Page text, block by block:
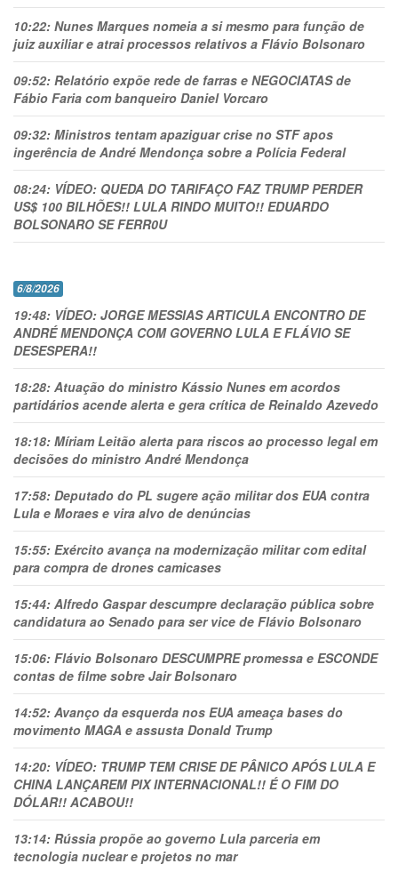
10:22: Nunes Marques nomeia a si mesmo para função de
juiz auxiliar e atrai processos relativos a Flávio Bolsonaro
09:52: Relatório expõe rede de farras e NEGOCIATAS de
Fábio Faria com banqueiro Daniel Vorcaro
09:32: Ministros tentam apaziguar crise no STF apos
ingerência de André Mendonça sobre a Polícia Federal
08:24: VÍDEO: QUEDA DO TARIFAÇO FAZ TRUMP PERDER
US$ 100 BILHÕES!! LULA RINDO MUITO!! EDUARDO
BOLSONARO SE FERR0U
6/8/2026
19:48: VÍDEO: JORGE MESSIAS ARTICULA ENCONTRO DE
ANDRÉ MENDONÇA COM GOVERNO LULA E FLÁVIO SE
DESESPERA!!
18:28: Atuação do ministro Kássio Nunes em acordos
partidários acende alerta e gera crítica de Reinaldo Azevedo
18:18: Míriam Leitão alerta para riscos ao processo legal em
decisões do ministro André Mendonça
17:58: Deputado do PL sugere ação militar dos EUA contra
Lula e Moraes e vira alvo de denúncias
15:55: Exército avança na modernização militar com edital
para compra de drones camicases
15:44: Alfredo Gaspar descumpre declaração pública sobre
candidatura ao Senado para ser vice de Flávio Bolsonaro
15:06: Flávio Bolsonaro DESCUMPRE promessa e ESCONDE
contas de filme sobre Jair Bolsonaro
14:52: Avanço da esquerda nos EUA ameaça bases do
movimento MAGA e assusta Donald Trump
14:20: VÍDEO: TRUMP TEM CRlSE DE PÂNlCO APÓS LULA E
CHINA LANÇAREM PIX INTERNACIONAL!! É O FIM DO
DÓLAR!! ACABOU!!
13:14: Rússia propõe ao governo Lula parceria em
tecnologia nuclear e projetos no mar